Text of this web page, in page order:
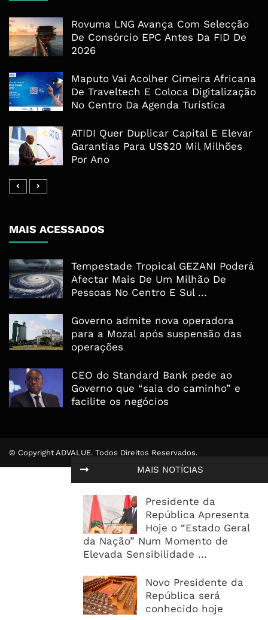
MAIS NOTÍCIAS
Presidente da
República Apresenta
Hoje o “Estado Geral
da Nação” Num Momento de
Elevada Sensibilidade ...
Novo Presidente da
República será
conhecido hoje
Rovuma LNG Avança Com Selecção
De Consórcio EPC Antes Da FID De
2026
Maputo Vai Acolher Cimeira Africana
De Traveltech E Coloca Digitalização
No Centro Da Agenda Turística
ATIDI Quer Duplicar Capital E Elevar
Garantias Para US$20 Mil Milhões
Por Ano
MAIS ACESSADOS
Tempestade Tropical GEZANI Poderá
Afectar Mais De Um Milhão De
Pessoas No Centro E Sul ...
Governo admite nova operadora
para a Mozal após suspensão das
operações
CEO do Standard Bank pede ao
Governo que “saia do caminho” e
facilite os negócios
© Copyright ADVALUE. Todos Direitos Reservados.